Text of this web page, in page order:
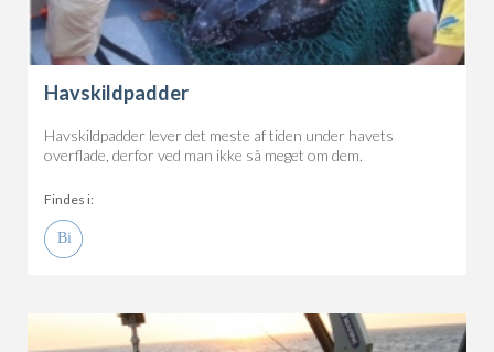
Havskildpadder
Havskildpadder lever det meste af tiden under havets
overflade, derfor ved man ikke så meget om dem.
Findes i: